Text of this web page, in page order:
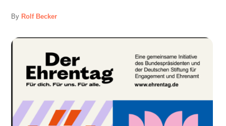
By Rolf Becker